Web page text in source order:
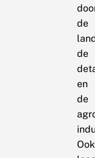
de
de
en
de
Ook